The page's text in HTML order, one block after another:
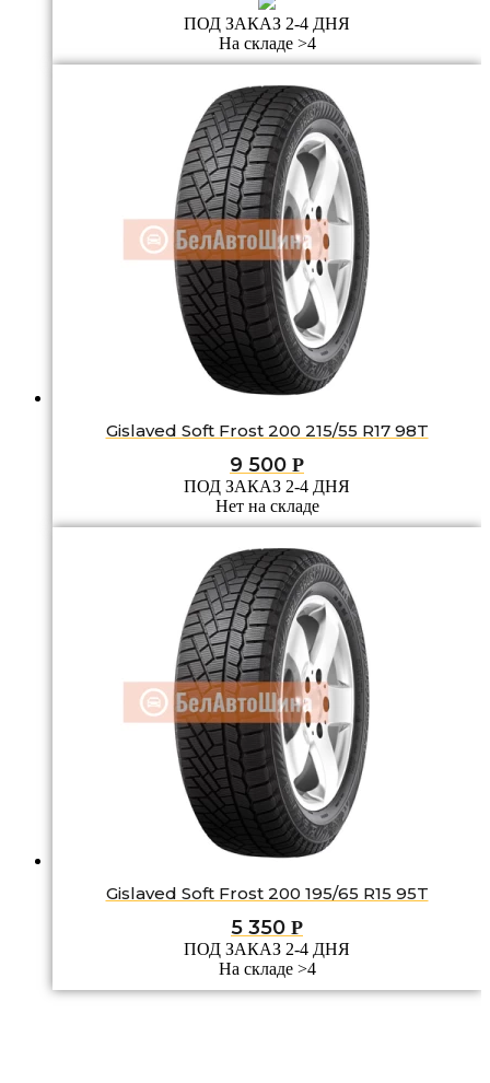
ПОД ЗАКАЗ 2-4 ДНЯ
На складе >4
Gislaved Soft Frost 200 215/55 R17 98T
9 500 Р
ПОД ЗАКАЗ 2-4 ДНЯ
Нет на складе
Gislaved Soft Frost 200 195/65 R15 95T
5 350 Р
ПОД ЗАКАЗ 2-4 ДНЯ
На складе >4